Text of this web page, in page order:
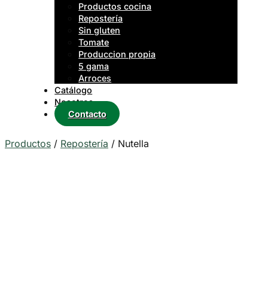
Productos cocina
Repostería
Sin gluten
Tomate
Produccion propia
5 gama
Arroces
Catálogo
Nosotros
Contacto
Productos / Repostería / Nutella